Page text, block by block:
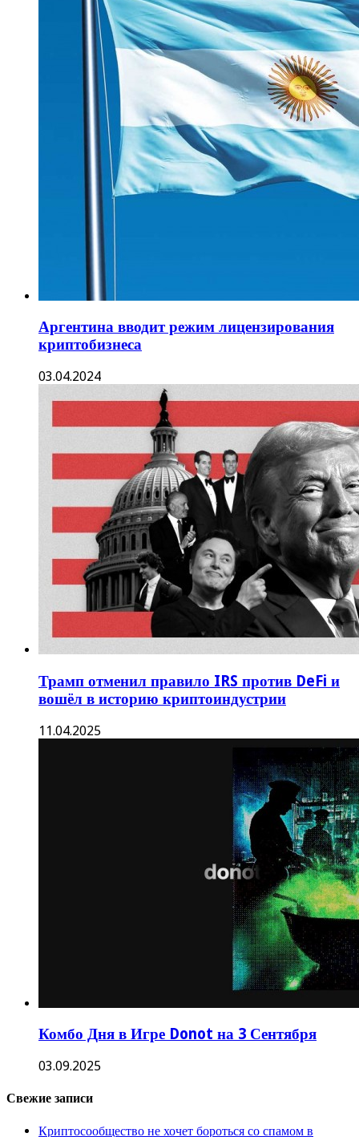
Аргентина вводит режим лицензирования
криптобизнеса
03.04.2024
Трамп отменил правило IRS против DeFi и
вошёл в историю криптоиндустрии
11.04.2025
Комбо Дня в Игре Donot на 3 Сентября
03.09.2025
Свежие записи
Криптосообщество не хочет бороться со спамом в